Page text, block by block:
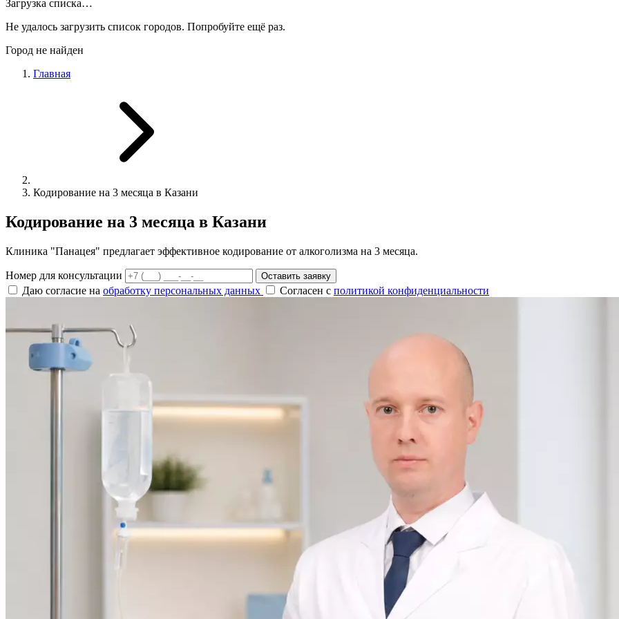
Загрузка списка…
Не удалось загрузить список городов. Попробуйте ещё раз.
Город не найден
Главная
Кодирование на 3 месяца в Казани
Кодирование на 3 месяца в Казани
Клиника "Панацея" предлагает эффективное кодирование от алкоголизма на 3 месяца.
Номер для консультации Оставить заявку
Даю согласие на обработку персональных данных Согласен с политикой конфиденциальности